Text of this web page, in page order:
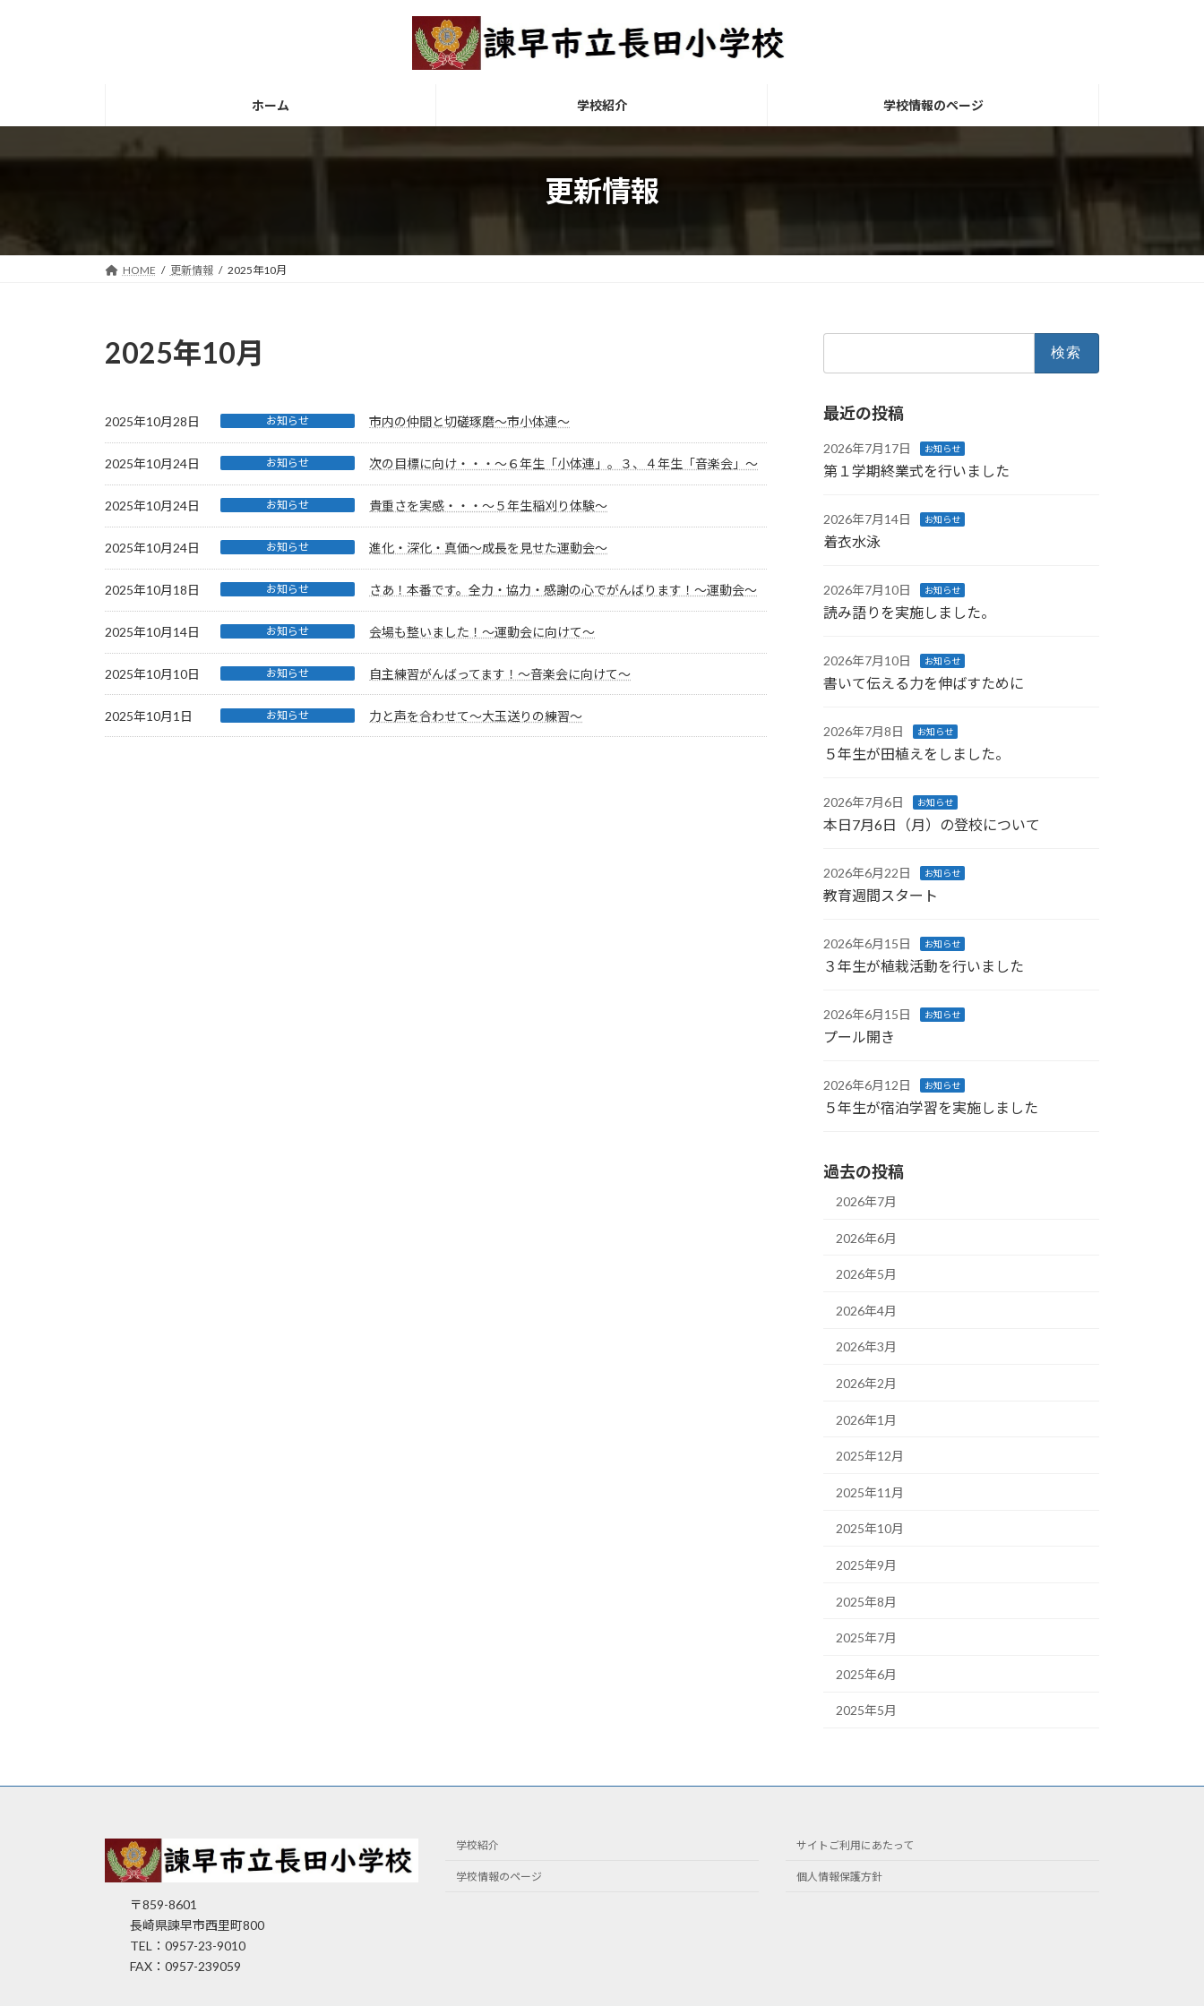
キ
に
ホーム 学校紹介 学校情報のページ
更新情報
HOME 更新情報 2025年10月
2025年10月
2025年10月28日 お知らせ 市内の仲間と切磋琢磨～市小体連～
2025年10月24日 お知らせ 次の目標に向け・・・～６年生「小体連」。３、４年生「音楽会」～
2025年10月24日 お知らせ 貴重さを実感・・・～５年生稲刈り体験～
2025年10月24日 お知らせ 進化・深化・真価～成長を見せた運動会～
2025年10月18日 お知らせ さあ！本番です。全力・協力・感謝の心でがんばります！～運動会～
2025年10月14日 お知らせ 会場も整いました！～運動会に向けて～
2025年10月10日 お知らせ 自主練習がんばってます！～音楽会に向けて～
2025年10月1日 お知らせ 力と声を合わせて～大玉送りの練習～
最近の投稿
2026年7月17日 お知らせ
第１学期終業式を行いました
2026年7月14日 お知らせ
着衣水泳
2026年7月10日 お知らせ
読み語りを実施しました。
2026年7月10日 お知らせ
書いて伝える力を伸ばすために
2026年7月8日 お知らせ
５年生が田植えをしました。
2026年7月6日 お知らせ
本日7月6日（月）の登校について
2026年6月22日 お知らせ
教育週間スタート
2026年6月15日 お知らせ
３年生が植栽活動を行いました
2026年6月15日 お知らせ
プール開き
2026年6月12日 お知らせ
５年生が宿泊学習を実施しました
過去の投稿
2026年7月
2026年6月
2026年5月
2026年4月
2026年3月
2026年2月
2026年1月
2025年12月
2025年11月
2025年10月
2025年9月
2025年8月
2025年7月
2025年6月
2025年5月
〒859-8601
長崎県諫早市西里町800
TEL：0957-23-9010
FAX：0957-239059
学校紹介
学校情報のページ
サイトご利用にあたって
個人情報保護方針